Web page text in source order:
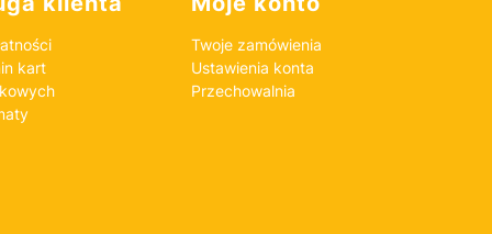
kart
Twoje zamówienia
Ustawienia konta
Przechowalnia